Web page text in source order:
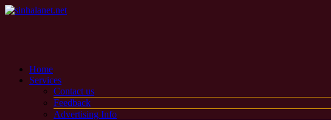
Home
Services
Contact us
Feedback
Advertising Info